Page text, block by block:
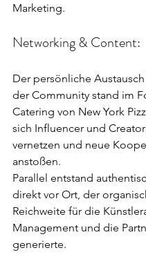
Marketing.
Networking & Content:
Der persönliche
der Community stand im
Catering von New York
sich Influencer und
vernetzen und neue
anstoßen.
Parallel entstand
direkt vor Ort, der
Reichweite für die
Management und die
generierte.